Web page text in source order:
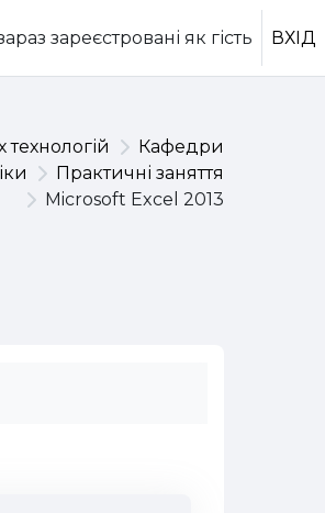
зареєстровані як гість ВХІД
технологій
Кафедри
Практичні заняття
Microsoft Excel 2013